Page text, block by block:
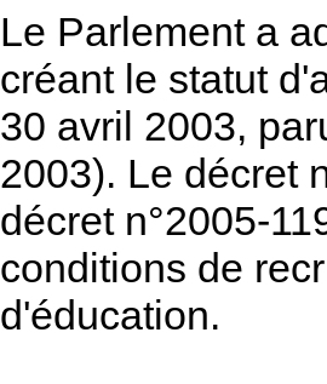
Le Parlement a
créant le statut
30 avril 2003,
2003). Le décret
décret n°2005-
conditions de
d'éducation.